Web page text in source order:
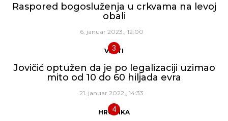
Raspored bogosluženja u crkvama na levoj
obali
6. januar 2023., 12:00
VESTI
Jovičić optužen da je po legalizaciji uzimao
mito od 10 do 60 hiljada evra
21. januar 2022., 14:33
HRONIKA